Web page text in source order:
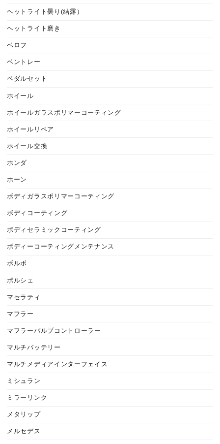
ヘットライト曇り(結露）
ヘットライト磨き
ベロフ
ベントレー
ペダルセット
ホイール
ホイールガラスポリマーコーティング
ホイールリペア
ホイール交換
ホンダ
ホーン
ボディガラスポリマーコーティング
ボディコーティング
ボディセラミックコーティング
ボディーコーティングメンテナンス
ボルボ
ポルシェ
マセラティ
マフラー
マフラーバルブコントローラー
マルチバッテリー
マルチメディアインターフェイス
ミシュラン
ミラーリンク
メタリップ
メルセデス